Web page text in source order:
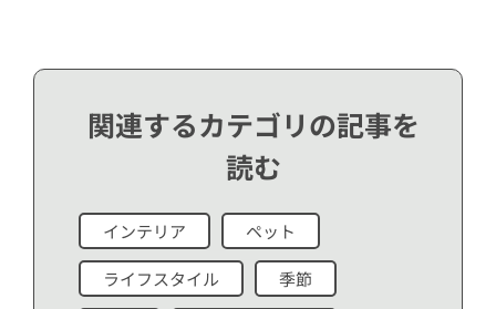
関連するカテゴリの記事を
読む
インテリア ペット
ライフスタイル 季節